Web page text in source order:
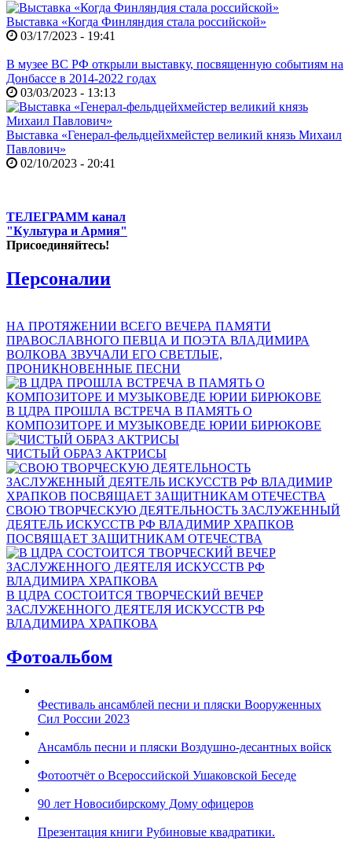
Выставка «Когда Финляндия стала российской»
03/17/2023 - 19:41
В музее ВС РФ открыли выставку, посвященную событиям на
Донбассе в 2014-2022 годах
03/03/2023 - 13:13
Выставка «Генерал-фельдцейхмейстер великий князь Михаил
Павлович»
02/10/2023 - 20:41
ТЕЛЕГРАММ канал
"Культура и Армия"
Присоединяйтесь!
Персоналии
НА ПРОТЯЖЕНИИ ВСЕГО ВЕЧЕРА ПАМЯТИ
ПРАВОСЛАВНОГО ПЕВЦА И ПОЭТА ВЛАДИМИРА
ВОЛКОВА ЗВУЧАЛИ ЕГО СВЕТЛЫЕ,
ПРОНИКНОВЕННЫЕ ПЕСНИ
В ЦДРА ПРОШЛА ВСТРЕЧА В ПАМЯТЬ О
КОМПОЗИТОРЕ И МУЗЫКОВЕДЕ ЮРИИ БИРЮКОВЕ
ЧИСТЫЙ ОБРАЗ АКТРИСЫ
СВОЮ ТВОРЧЕСКУЮ ДЕЯТЕЛЬНОСТЬ ЗАСЛУЖЕННЫЙ
ДЕЯТЕЛЬ ИСКУССТВ РФ ВЛАДИМИР ХРАПКОВ
ПОСВЯЩАЕТ ЗАЩИТНИКАМ ОТЕЧЕСТВА
В ЦДРА СОСТОИТСЯ ТВОРЧЕСКИЙ ВЕЧЕР
ЗАСЛУЖЕННОГО ДЕЯТЕЛЯ ИСКУССТВ РФ
ВЛАДИМИРА ХРАПКОВА
Фотоальбом
Фестиваль ансамблей песни и пляски Вооруженных
Сил России 2023
Ансамбль песни и пляски Воздушно-десантных войск
Фотоотчёт о Всероссийской Ушаковской Беседе
90 лет Новосибирскому Дому офицеров
Презентация книги Рубиновые квадратики.